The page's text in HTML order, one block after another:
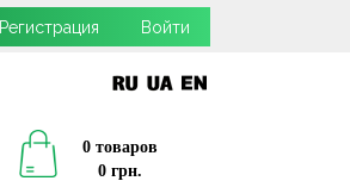
Регистрация Войти
0 товаров
0 грн.